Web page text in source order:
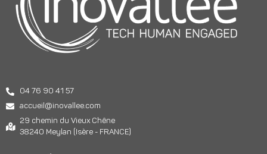
04 76 90 41 57
accueil@inovallee.com
29 chemin du Vieux Chêne
38240 Meylan (Isère - FRANCE)